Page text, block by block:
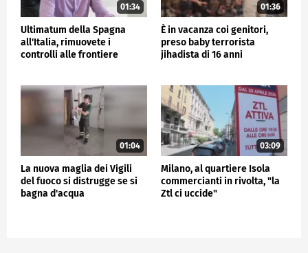
01:34
Ultimatum della Spagna
all'Italia, rimuovete i
controlli alle frontiere
01:36
È in vacanza coi genitori,
preso baby terrorista
jihadista di 16 anni
01:04
La nuova maglia dei Vigili
del fuoco si distrugge se si
bagna d'acqua
03:09
Milano, al quartiere Isola
commercianti in rivolta, "la
Ztl ci uccide"